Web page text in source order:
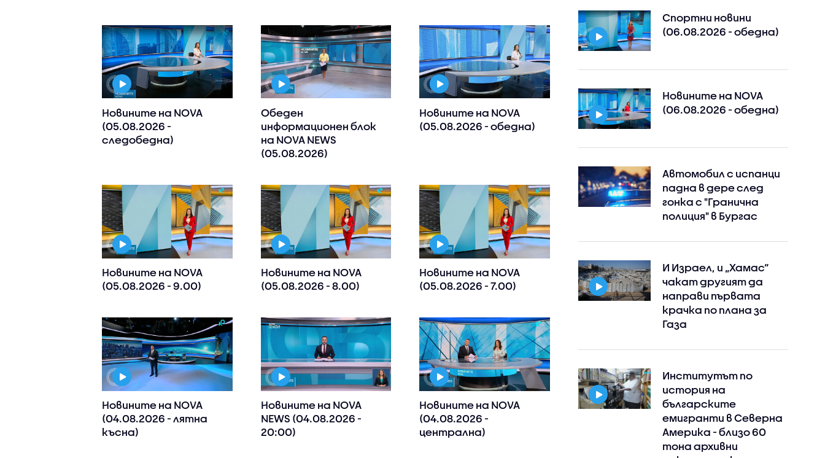
Новините на NOVA
(05.08.2026 -
следобедна)
Обеден
информационен блок
на NOVA NEWS
(05.08.2026)
Новините на NOVA
(05.08.2026 - обедна)
Новините на NOVA
(05.08.2026 - 9.00)
Новините на NOVA
(05.08.2026 - 8.00)
Новините на NOVA
(05.08.2026 - 7.00)
Новините на NOVA
(04.08.2026 - лятна
късна)
Новините на NOVA
NEWS (04.08.2026 -
20:00)
Новините на NOVA
(04.08.2026 -
централна)
Спортни новини
(06.08.2026 - обедна)
Новините на NOVA
(06.08.2026 - обедна)
Автомобил с испанци
падна в дере след
гонка с "Гранична
полиция" в Бургас
И Израел, и „Хамас“
чакат другият да
направи първата
крачка по плана за
Газа
Институтът по
история на
българските
емигранти в Северна
Америка - близо 60
тона архивни